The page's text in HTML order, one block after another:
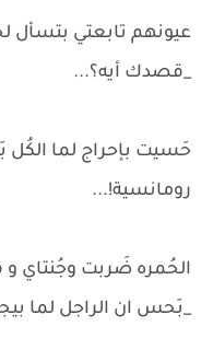
عيونهم تابعتي بتسأل
_قصدك أيه؟...
حَسيت بإحراج لما
رومانسية!...
الحُمره ضَربت وجُنتاي
_بَحس ان الراجل لما